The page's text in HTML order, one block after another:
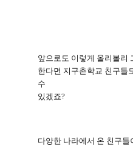
앞으로도 이렇게 올리볼리
한다면 지구촌학교 친구들
수
있겠죠?
다양한 나라에서 온 친구